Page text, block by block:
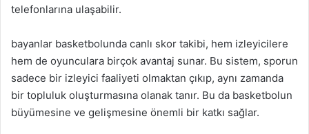
telefonlarına ulaşabilir.
bayanlar basketbolunda canlı skor takibi, hem izleyicilere
hem de oyunculara birçok avantaj sunar. Bu sistem, sporun
sadece bir izleyici faaliyeti olmaktan çıkıp, aynı zamanda
bir topluluk oluşturmasına olanak tanır. Bu da basketbolun
büyümesine ve gelişmesine önemli bir katkı sağlar.